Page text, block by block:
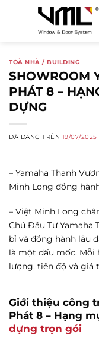
TOÀ NHÀ / BUILDING
SHOWROOM
PHÁT 8 –
DỰNG
ĐÃ ĐĂNG TRÊN 19/07/2025
– Yamaha Thanh
Minh Long đồng
– Việt Minh Long
Chủ Đầu Tư Yamaha
bỉ và đồng hành lâu
là một dấu mốc. Mỗi
lượng, tiến độ và giá
Giới thiệu công
Phát 8 – Hạng
dựng trọn gói